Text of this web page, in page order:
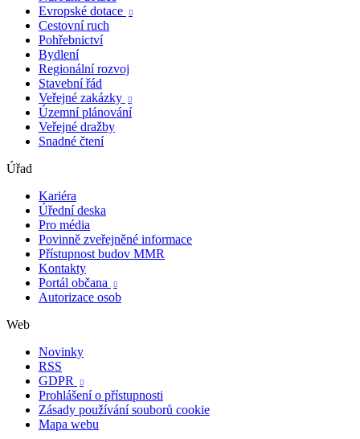
Evropské dotace

Cestovní ruch
Pohřebnictví
Bydlení
Regionální rozvoj
Stavební řád
Veřejné zakázky

Územní plánování
Veřejné dražby
Snadné čtení
Úřad
Kariéra
Úřední deska
Pro média
Povinně zveřejněné informace
Přístupnost budov MMR
Kontakty
Portál občana

Autorizace osob
Web
Novinky
RSS
GDPR

Prohlášení o přístupnosti
Zásady používání souborů cookie
Mapa webu